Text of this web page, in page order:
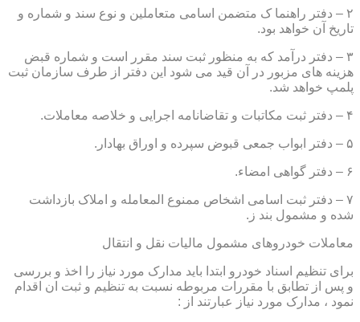
۲ – دفتر راهنما ک متضمن اسامی متعاملین و نوع سند و شماره و
تاریخ آن خواهد بود.
۳ – دفتر درآمد که به منظور ثبت سند مقرر است و شماره قبض
هزینه های مزبور در آن قید می شود این دفتر از طرف سازمان ثبت
پلمپ خواهد شد.
۴ – دفتر ثبت مکاتبات و تقاضانامه اجرایی و خلاصه معاملات.
۵ – دفتر ابواب جمعی قبوض سپرده و اوراق بهادار.
۶ – دفتر گواهی امضاء.
۷ – دفتر ثبت اسامی اشخاص ممنوع المعامله و املاک بازداشت
شده و مشمول بند ز.
معاملات خودروهای مشمول مالیات نقل و انتقال
برای تنظیم اسناد خودرو ابتدا باید مدارک مورد نیاز را اخذ و بررسی
و پس از تطابق با مقررات مربوطه نسبت به تنظیم و ثبت ان اقدام
نمود ، مدارک مورد نیاز عبارتند از :